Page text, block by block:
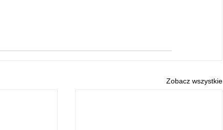
Zobacz wszystkie